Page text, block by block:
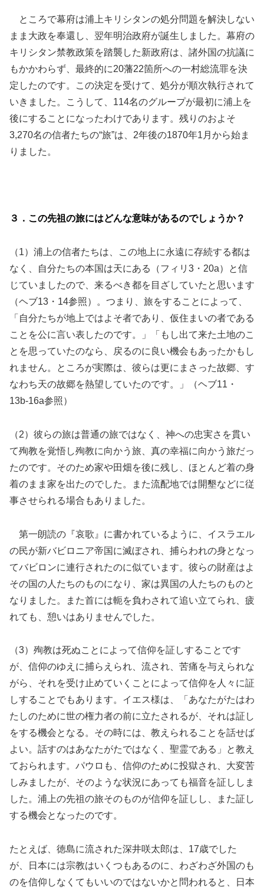
ところで幕府は浦上キリシタンの処分問題を解決しない
まま大政を奉還し、翌年明治政府が誕生しました。幕府の
キリシタン禁教政策を踏襲した新政府は、諸外国の抗議に
もかかわらず、最終的に20藩22箇所への一村総流罪を決
定したのです。この決定を受けて、処分が順次執行されて
いきました。こうして、114名のグループが最初に浦上を
後にすることになったわけであります。残りのおよそ
3,270名の信者たちの“旅”は、2年後の1870年1月から始ま
りました。
３．この先祖の旅にはどんな意味があるのでしょうか？
（1）浦上の信者たちは、この地上に永遠に存続する都は
なく、自分たちの本国は天にある（フィリ3・20a）と信
じていましたので、来るべき都を目ざしていたと思います
（ヘブ13・14参照）。つまり、旅をすることによって、
「自分たちが地上ではよそ者であり、仮住まいの者である
ことを公に言い表したのです。」「もし出て来た土地のこ
とを思っていたのなら、戻るのに良い機会もあったかもし
れません。ところが実際は、彼らは更にまさった故郷、す
なわち天の故郷を熱望していたのです。」（ヘブ11・
13b-16a参照）
（2）彼らの旅は普通の旅ではなく、神への忠実さを貫い
て殉教を覚悟し殉教に向かう旅、真の幸福に向かう旅だっ
たのです。そのため家や田畑を後に残し、ほとんど着の身
着のまま家を出たのでした。また流配地では開墾などに従
事させられる場合もありました。
第一朗読の『哀歌』に書かれているように、イスラエル
の民が新バビロニア帝国に滅ぼされ、捕らわれの身となっ
てバビロンに連行されたのに似ています。彼らの財産はよ
その国の人たちのものになり、家は異国の人たちのものと
なりました。また首には軛を負わされて追い立てられ、疲
れても、憩いはありませんでした。
（3）殉教は死ぬことによって信仰を証しすることです
が、信仰のゆえに捕らえられ、流され、苦痛を与えられな
がら、それを受け止めていくことによって信仰を人々に証
しすることでもあります。イエス様は、「あなたがたはわ
たしのために世の権力者の前に立たされるが、それは証し
をする機会となる。その時には、教えられることを話せば
よい。話すのはあなたがたではなく、聖霊である」と教え
ておられます。パウロも、信仰のために投獄され、大変苦
しみましたが、そのような状況にあっても福音を証ししま
した。浦上の先祖の旅そのものが信仰を証しし、また証し
する機会となったのです。
たとえば、徳島に流された深井咲太郎は、17歳でした
が、日本には宗教はいくつもあるのに、わざわざ外国のも
のを信仰しなくてもいいのではないかと問われると、日本